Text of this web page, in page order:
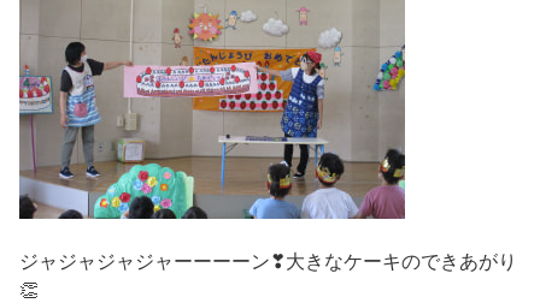
ジャジャジャジャーーーーン❣大きなケーキのできあがり
👏